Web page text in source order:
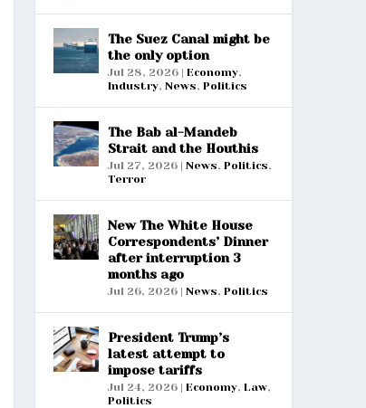
The Suez Canal might be
the only option
Jul 28, 2026| Economy,
Industry, News, Politics
The Bab al-Mandeb
Strait and the Houthis
Jul 27, 2026| News, Politics,
Terror
New The White House
Correspondents’ Dinner
after interruption 3
months ago
Jul 26, 2026| News, Politics
President Trump’s
latest attempt to
impose tariffs
Jul 24, 2026| Economy, Law,
Politics